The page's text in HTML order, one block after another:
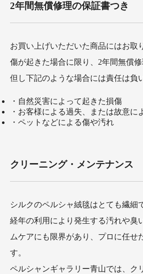
2年間無償修理の保証書つき
お買い上げいただいた商品にはお取
傷が起きた場合に限り、2年間無償修
但し下記のような場合には責任は負
・自然災害によって起きた損傷
・お客様による過失、または故意に
・ペットなどによる傷や汚れ
クリーニング・メンテナンス
シルクのペルシャ絨毯はとても繊細
経年の利用により発生する汚れや臭
ムケアにも限界があり、プロに任せ
す。
ペルシャンギャラリー青山では、ク